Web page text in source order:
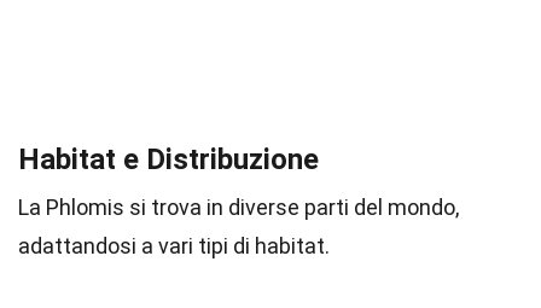
Habitat e Distribuzione
La Phlomis si trova in diverse parti del mondo,
adattandosi a vari tipi di habitat.